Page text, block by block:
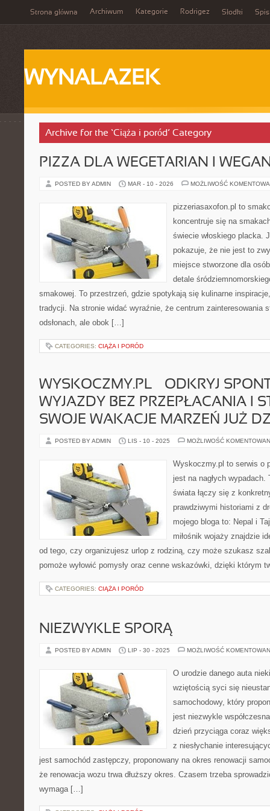
Strona główna Archiwum Kategorie Rodrigez Słodki Spis
WYNALAZEK
Archive for the ‘Ciąża i poród’ Category
PIZZA DLA WEGETARIAN I
POSTED BY ADMIN MAR - 10 - 2026 MOŻLIWOŚĆ
pizzeriasaxofon.pl to
koncentruje się na
świecie włoskiego placka.
pokazuje, że nie jest to
miejsce stworzone dla
detale
smakowej. To przestrzeń, gdzie spotykają się kulinarne
tradycji. Na stronie widać wyraźnie, że centrum zainteresowania
odsłonach, ale obok […]
CATEGORIES: CIĄŻA I PORÓD
WYSKOCZMY.PL – ODKRYJ
WYJAZDY BEZ PRZEPŁACANIA I
SWOJE WAKACJE MARZEŃ JUŻ
POSTED BY ADMIN LIS - 10 - 2025 MOŻLIWOŚĆ
Wyskoczmy.pl to serwis o
jest na nagłych
świata łączy się z
prawdziwymi historiami z
mojego bloga to: Nepal i
miłośnik wojaży znajdzie
od tego, czy organizujesz urlop z rodziną, czy może szukasz
pomoże wyłowić pomysły oraz cenne wskazówki, dzięki którym
CATEGORIES: CIĄŻA I PORÓD
NIEZWYKLE SPORĄ
POSTED BY ADMIN LIP - 30 - 2025 MOŻLIWOŚĆ
O urodzie danego auta
wziętością syci się
samochodowy, który
jest niezwykle
dzień przyciąga coraz
z niesłychanie
jest samochód zastępczy, proponowany na okres renowacji
że renowacja wozu trwa dłuższy okres. Czasem trzeba
wymaga […]